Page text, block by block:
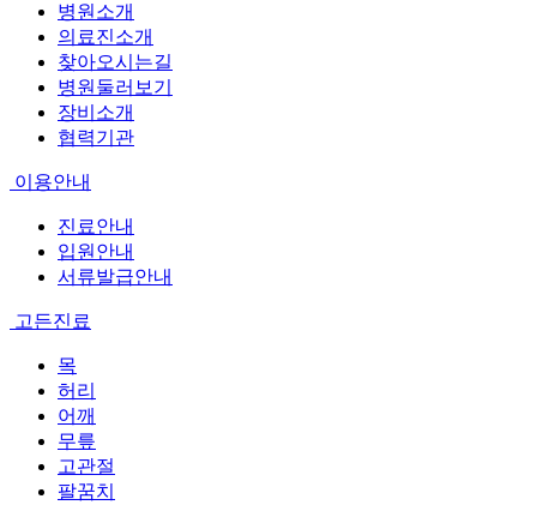
병원소개
의료진소개
찾아오시는길
병원둘러보기
장비소개
협력기관
이용안내
진료안내
입원안내
서류발급안내
고든진료
목
허리
어깨
무릎
고관절
팔꿈치